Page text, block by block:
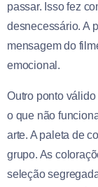
passar. Isso fez
desnecessário. A
mensagem do
emocional.
Outro ponto
o que não
arte. A paleta de
grupo. As
seleção